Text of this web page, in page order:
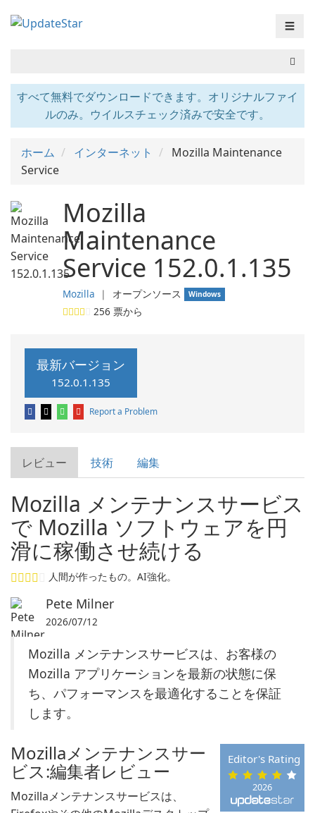
☰
すべて無料でダウンロードできます。オリジナルファイ
ルのみ。ウイルスチェック済みで安全です。
ホーム インターネット
Mozilla Maintenance
Service
Mozilla
Maintenance
Service 152.0.1.135
Mozilla ❘ オープンソース Windows
256 票から
最新バージョン
152.0.1.135
Report a Problem
レビュー 技術 編集
Mozilla メンテナンスサービス
で Mozilla ソフトウェアを円
滑に稼働させ続ける
人間が作ったもの。AI強化。
Pete Milner
2026/07/12
Mozilla メンテナンスサービスは、お客様の
Mozilla アプリケーションを最新の状態に保
ち、パフォーマンスを最適化することを保証
します。
2026
Editor's Rating
Mozillaメンテナンスサー
ビス:編集者レビュー
Mozillaメンテナンスサービスは、